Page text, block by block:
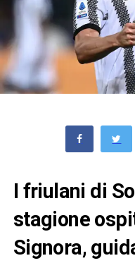
I friulani di
stagione
Signora,